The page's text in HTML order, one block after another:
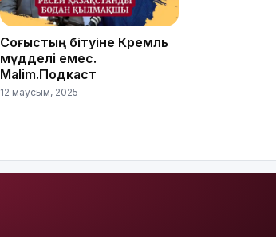
Соғыстың бітуіне Кремль
мүдделі емес.
Malim.Подкаст
12 маусым, 2025